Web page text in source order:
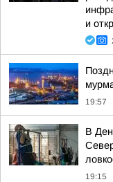
и
19:57
В
19:15